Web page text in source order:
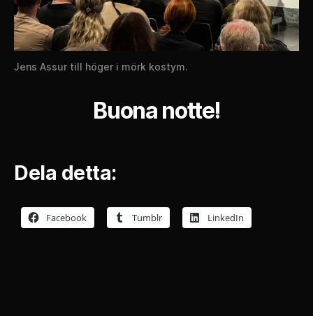
Jens Assur till höger i mörk kostym.
Buona notte!
Dela detta:
Facebook Tumblr LinkedIn